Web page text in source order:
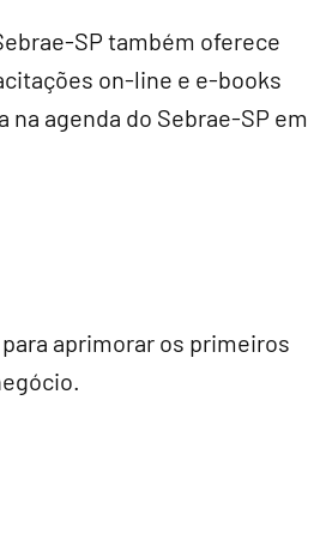
SP também oferece
on-line e e-books
agenda do Sebrae-SP em
aprimorar os primeiros